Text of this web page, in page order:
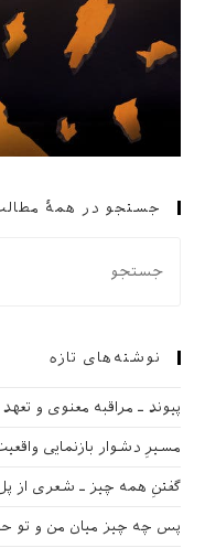
جستجو در همهٔ
نوشته‌های تازه
پیوند ـ مراقبه‌ معنوی و
مسیرِ دشوار بازنمایی
گفتنِ همه چیز ـ شعری از پل
پس چه چیز میان من و تو